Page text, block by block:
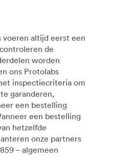
altijd eerst een
de
worden
ons Protolabs
inspectiecriteria om
garanderen,
een bestelling
een bestelling
hetzelfde
onze partners
– algemeen